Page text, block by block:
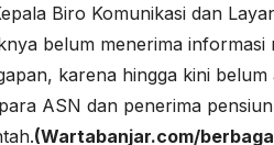
Biro Komunikasi dan
belum menerima informasi
karena hingga kini belum
ASN dan penerima
(Wartabanjar.com/